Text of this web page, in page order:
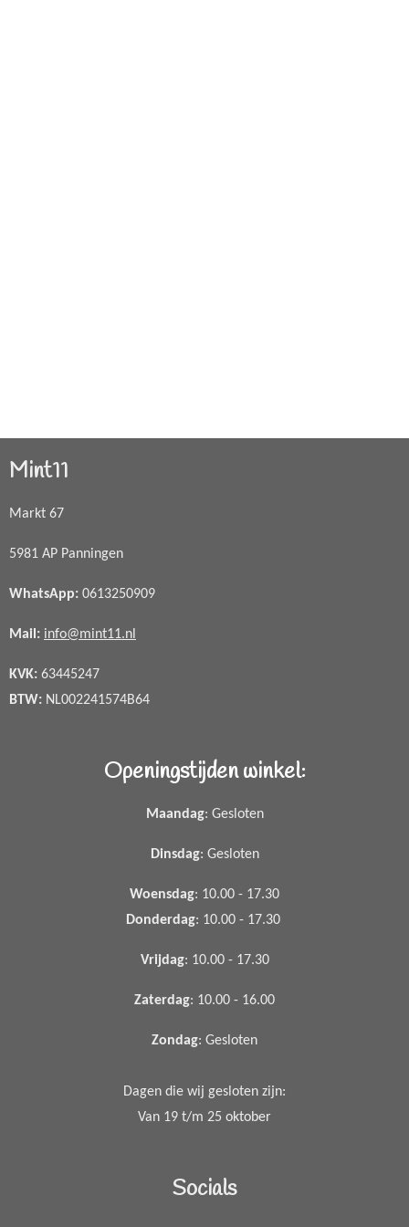
Mint11
Markt 67
5981 AP Panningen
WhatsApp: 0613250909
Mail: info@mint11.nl
KVK: 63445247
BTW: NL002241574B64
Openingstijden winkel:
Maandag: Gesloten
Dinsdag: Gesloten
Woensdag: 10.00 - 17.30
Donderdag: 10.00 - 17.30
Vrijdag: 10.00 - 17.30
Zaterdag: 10.00 - 16.00
Zondag: Gesloten
Dagen die wij gesloten zijn:
Van 19 t/m 25 oktober
Socials